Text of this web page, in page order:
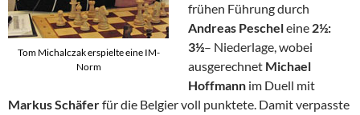
Tom Michalczak erspielte eine IM-
Norm
frühen Führung durch
Andreas Pescheleine 2½:
3½– Niederlage, wobei
ausgerechnet Michael
Hoffmann im Duell mit
Markus Schäferfür die Belgier voll punktete. Damit verpasste